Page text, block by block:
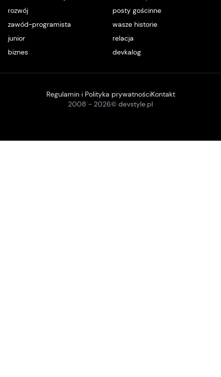
rozwój
posty gościnne
zawód-programista
wasze historie
junior
relacja
biznes
devkalog
2008 - 2026© devstyle.pl
Regulamin i Polityka prywatnościKontakt